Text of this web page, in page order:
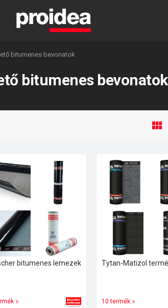
bitumenes bevonatok
bitumenes bevonatok
bitumenes lemezek Tytan-Matizol
10 termék